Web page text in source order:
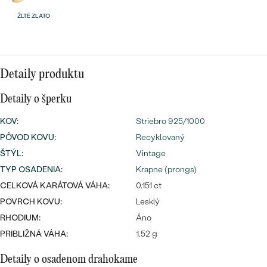
Wave kolekcia
PODĽA TVARU DRAHOKAMU
DIAMANTY
Personalizované
prívesky
OBJAVIŤ
Najpredávanejšie
prstene
ŽLTÉ ZLATO
Detaily produktu
Detaily o šperku
KOV:
Striebro 925/1000
PÔVOD KOVU:
Recyklovaný
ŠTÝL:
Vintage
TYP OSADENIA:
Krapne (prongs)
CELKOVÁ KARÁTOVÁ VÁHA:
0.151 ct
POVRCH KOVU:
Lesklý
RHODIUM:
Áno
PRIBLIŽNÁ VÁHA:
1.52 g
Detaily o osadenom drahokame